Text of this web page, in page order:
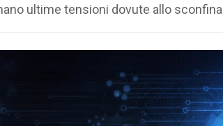
ultime tensioni dovute allo